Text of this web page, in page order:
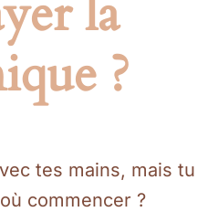
la
?
tes mains, mais tu
commencer ?